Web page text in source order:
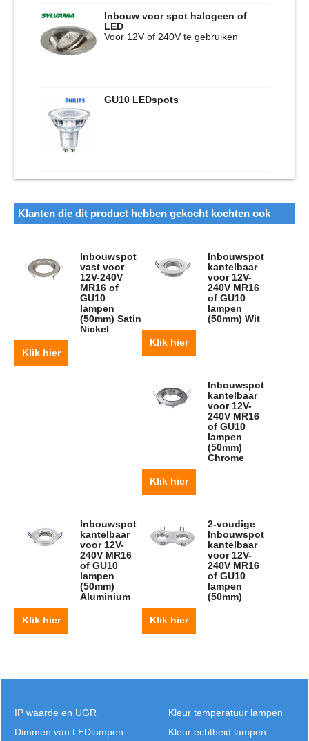
Inbouw voor spot halogeen of
LED
Voor 12V of 240V te gebruiken
GU10 LEDspots
Klanten die dit product hebben gekocht kochten ook
Inbouwspot
vast voor
12V-240V
MR16 of
GU10
lampen
(50mm) Satin
Nickel
Klik hier
Inbouwspot
kantelbaar
voor 12V-
240V MR16
of GU10
lampen
(50mm) Wit
Klik hier
Inbouwspot
kantelbaar
voor 12V-
240V MR16
of GU10
lampen
(50mm)
Chrome
Klik hier
Inbouwspot
kantelbaar
voor 12V-
240V MR16
of GU10
lampen
(50mm)
Aluminium
Klik hier
2-voudige
Inbouwspot
kantelbaar
voor 12V-
240V MR16
of GU10
lampen
(50mm)
Klik hier
Kleur temperatuur lampen
Kleur echtheid lampen
IP waarde en UGR
Dimmen van LEDlampen